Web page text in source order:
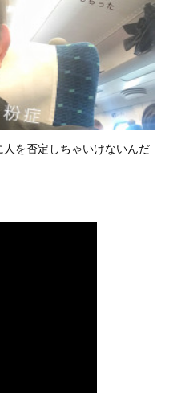
人を否定しちゃいけないんだ